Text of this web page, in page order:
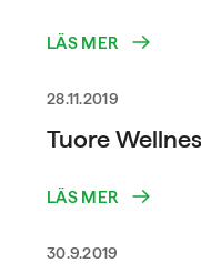
LÄS MER
28.11.2019
Tuore
LÄS MER
30.9.2019